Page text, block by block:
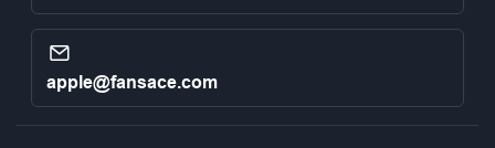
apple@fansace.com